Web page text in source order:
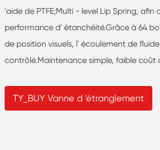
'aide de PTFE;Multi - level Lip Spring, afin
performance d' étanchéité.Grâce à 64
de position visuels, l' écoulement de
contrôlé.Maintenance simple, faible coût
TY_BUY Vanne d 'étranglement